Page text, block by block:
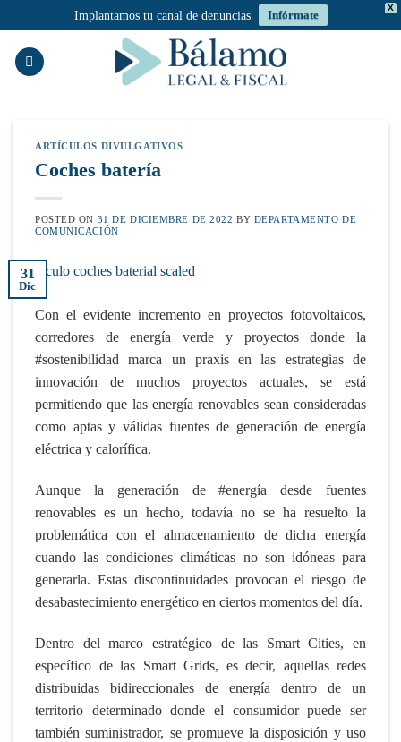
X
Implantamos tu canal de denuncias Infórmate
ARTÍCULOS DIVULGATIVOS
Coches batería
POSTED ON 31 DE DICIEMBRE DE 2022 BY DEPARTAMENTO DE
COMUNICACIÓN
31
Dic
Con el evidente incremento en proyectos fotovoltaicos,
corredores de energía verde y proyectos donde la
#sostenibilidad marca un praxis en las estrategias de
innovación de muchos proyectos actuales, se está
permitiendo que las energía renovables sean consideradas
como aptas y válidas fuentes de generación de energía
eléctrica y calorífica.
Aunque la generación de #energía desde fuentes
renovables es un hecho, todavía no se ha resuelto la
problemática con el almacenamiento de dicha energía
cuando las condiciones climáticas no son idóneas para
generarla. Estas discontinuidades provocan el riesgo de
desabastecimiento energético en ciertos momentos del día.
Dentro del marco estratégico de las Smart Cities, en
específico de las Smart Grids, es decir, aquellas redes
distribuidas bidireccionales de energía dentro de un
territorio determinado donde el consumidor puede ser
también suministrador, se promueve la disposición y uso